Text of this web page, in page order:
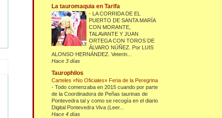
La tauromaquia en Tarifa
- LA CORRIDA DE EL
PUERTO DE SANTA MARÍA
CON MORANTE,
TALAVANTE Y JUAN
ORTEGA CON TOROS DE
ÁLVARO NÚÑEZ. Por LUIS
ALONSO HERNÁNDEZ. Veterin...
Hace 3 días
Taurophilos
Carteles «No Oficiales» Feria de la Peregrina
-Todo comenzaba en 2015 cuando por parte
de la Coordinadora de Peñas taurinas de
Pontevedra tal y como se recogía en el diario
Digital Pontevedra Viva (Leer...
Hace 4 días